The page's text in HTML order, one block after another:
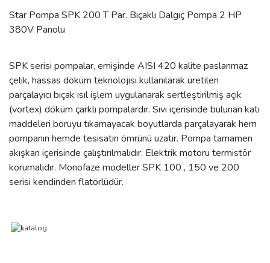
Star Pompa SPK 200 T Par. Bıçaklı Dalgıç Pompa 2 HP
380V Panolu
SPK serisi pompalar, emişinde AISI 420 kalite paslanmaz
çelik, hassas döküm teknolojisi kullanılarak üretilen
parçalayıcı bıçak ısıl işlem uygulanarak sertleştirilmiş açık
(vortex) döküm çarklı pompalardır. Sıvı içerisinde bulunan katı
maddeleri boruyu tıkamayacak boyutlarda parçalayarak hem
pompanın hemde tesisatın ömrünü uzatır. Pompa tamamen
akışkan içerisinde çalıştırılmalıdır. Elektrik motoru termistör
korumalıdır. Monofaze modeller SPK 100 , 150 ve 200
serisi kendinden flatörlüdür.